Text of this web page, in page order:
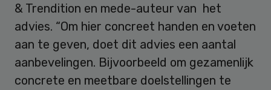
& Trendition en mede-auteur van het
advies. “Om hier concreet handen en voeten
aan te geven, doet dit advies een aantal
aanbevelingen. Bijvoorbeeld om gezamenlijk
concrete en meetbare doelstellingen te